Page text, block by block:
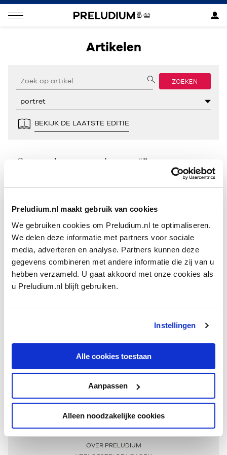
Preludium.nl maakt gebruik van cookies
We gebruiken cookies om Preludium.nl te optimaliseren.
We delen deze informatie met partners voor sociale
media, adverteren en analyse. Partners kunnen deze
gegevens combineren met andere informatie die zij van u
hebben verzameld. U gaat akkoord met onze cookies als
u Preludium.nl blijft gebruiken.
Instellingen
Alle cookies toestaan
Aanpassen
Alleen noodzakelijke cookies
Artikelen
ZOEKEN
BEKIJK DE LAATSTE EDITIE
Geen resultaten gevonden voor “”.
Meer informatie
OVER PRELUDIUM